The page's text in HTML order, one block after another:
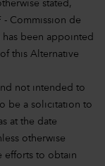
stated,
- Commission de
has been appointed
this Alternative
not intended to
be a solicitation to
at the date
otherwise
efforts to obtain